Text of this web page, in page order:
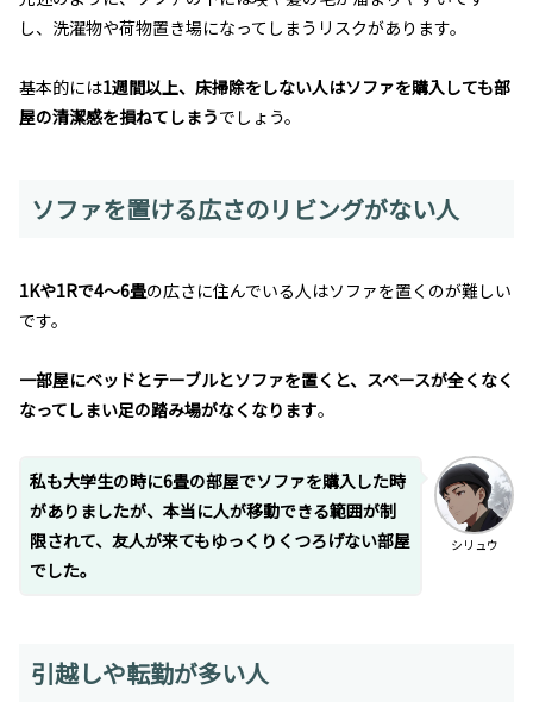
し、洗濯物や荷物置き場になってしまうリスクがあります。
基本的には1週間以上、床掃除をしない人はソファを購入しても部
屋の清潔感を損ねてしまうでしょう。
ソファを置ける広さのリビングがない人
1Kや1Rで4〜6畳の広さに住んでいる人はソファを置くのが難しい
です。
一部屋にベッドとテーブルとソファを置くと、スペースが全くなく
なってしまい足の踏み場がなくなります。
シリュウ
私も大学生の時に6畳の部屋でソファを購入した時
がありましたが、本当に人が移動できる範囲が制
限されて、友人が来てもゆっくりくつろげない部屋
でした。
引越しや転勤が多い人